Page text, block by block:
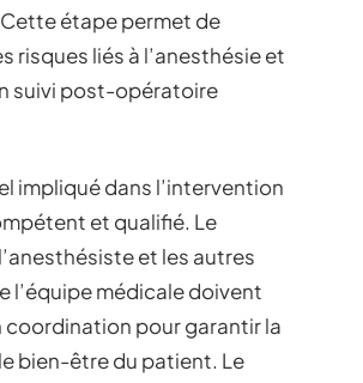
étape permet de
risques liés à l’anesthésie et
suivi post-opératoire
impliqué dans l’intervention
et qualifié. Le
et les autres
l’équipe médicale doivent
coordination pour garantir la
bien-être du patient. Le